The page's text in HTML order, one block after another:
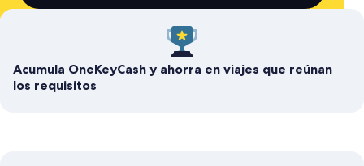
Acumula OneKeyCash y ahorra en viajes que reúnan
los requisitos